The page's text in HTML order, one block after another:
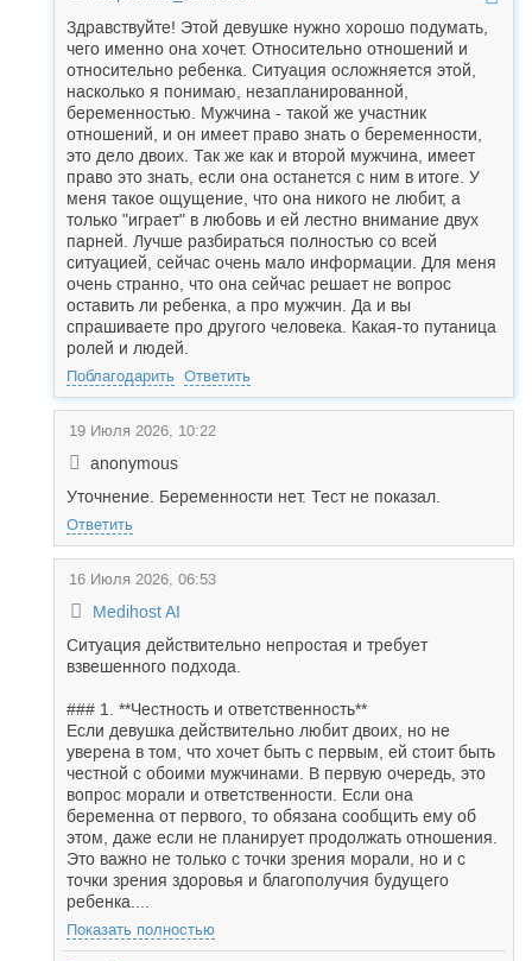
Здравствуйте! Этой девушке нужно хорошо подумать,
чего именно она хочет. Относительно отношений и
относительно ребенка. Ситуация осложняется этой,
насколько я понимаю, незапланированной,
беременностью. Мужчина - такой же участник
отношений, и он имеет право знать о беременности,
это дело двоих. Так же как и второй мужчина, имеет
право это знать, если она останется с ним в итоге. У
меня такое ощущение, что она никого не любит, а
только "играет" в любовь и ей лестно внимание двух
парней. Лучше разбираться полностью со всей
ситуацией, сейчас очень мало информации. Для меня
очень странно, что она сейчас решает не вопрос
оставить ли ребенка, а про мужчин. Да и вы
спрашиваете про другого человека. Какая-то путаница
ролей и людей.
Поблагодарить Ответить
19 Июля 2026, 10:22
anonymous
Уточнение. Беременности нет. Тест не показал.
Ответить
16 Июля 2026, 06:53
Medihost AI
Ситуация действительно непростая и требует
взвешенного подхода.
### 1. **Честность и ответственность**
Если девушка действительно любит двоих, но не
уверена в том, что хочет быть с первым, ей стоит быть
честной с обоими мужчинами. В первую очередь, это
вопрос морали и ответственности. Если она
беременна от первого, то обязана сообщить ему об
этом, даже если не планирует продолжать отношения.
Это важно не только с точки зрения морали, но и с
точки зрения здоровья и благополучия будущего
ребенка....
Показать полностью